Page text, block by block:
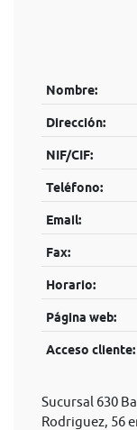
Nombre:
Dirección:
NIF/CIF:
Teléfono:
Email:
Fax:
Horario:
Página web:
Acceso cliente:
Sucursal 630
Rodriguez, 56